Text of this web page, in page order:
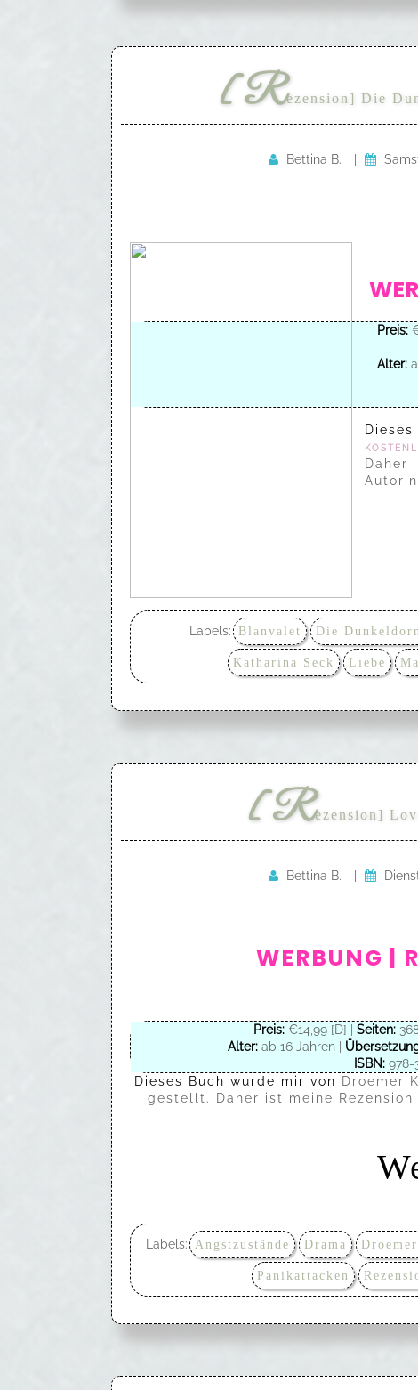
[Rezension] Die
Bettina B.
Preis:€
Alter:
Daher
Labels: Blanvalet Die
Katharina Seck Liebe
[Rezension]
Bettina B.
WERBUNG |
Preis:€14,99 [D] | Seiten:368
Alter:ab 16 Jahren |
ISBN: 978-
Dieses Buch wurde mir von Droemer
gestellt. Daher ist meine Rezension
Labels: Angstzustände Drama
Panikattacken